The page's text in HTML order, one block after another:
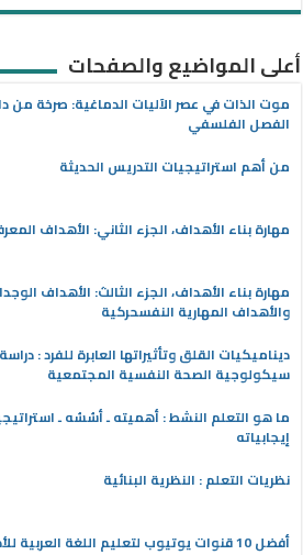
أعلى المواضيع والصفحات
موت الذات في عصر الآليات الدماغية: صرخة من
الفصل الفلسفي
من أهم استراتيجيات التدريس الحديثة
مهارة بناء الأهداف، الجزء الثاني: الأهداف
مهارة بناء الأهداف، الجزء الثالث: الأهداف
والأهداف المهارية النفسحركية
ديناميكيات القلق وتأثيراتها العابرة للفرد :
سيكولوجية الصحة النفسية المجتمعية
ما هو التعلم النشط : أهميته ـ أسُسُه ـ
إيجابياته
نظريات التعلم : النظرية البنائية
أفضل 10 قنوات يوتيوب لتعليم اللغة العربية للأطفال